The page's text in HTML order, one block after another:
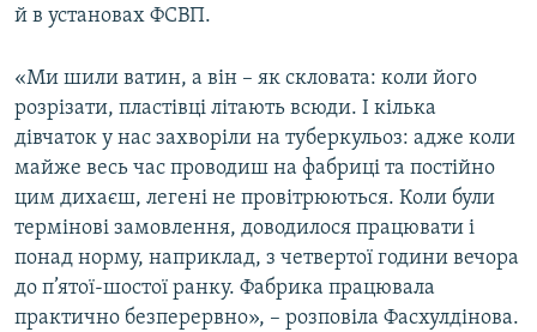
й в установах ФСВП.
«Ми шили ватин, а він – як скловата: коли його
розрізати, пластівці літають всюди. І кілька
дівчаток у нас захворіли на туберкульоз: адже коли
майже весь час проводиш на фабриці та постійно
цим дихаєш, легені не провітрюються. Коли були
термінові замовлення, доводилося працювати і
понад норму, наприклад, з четвертої години вечора
до п’ятої-шостої ранку. Фабрика працювала
практично безперервно», – розповіла Фасхулдінова.